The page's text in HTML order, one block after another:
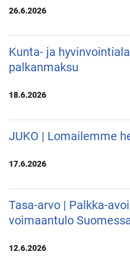
26.6.2026
Kunta- ja
palkanmaksu
18.6.2026
JUKO | Lomailemme
17.6.2026
Tasa-arvo | Palkka-
voimaantulo
12.6.2026